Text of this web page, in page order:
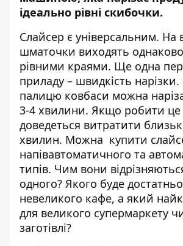
ідеально рівні скибочки.
Слайсер є універсальним. На
шматочки виходять
рівними краями. Ще одна
приладу – швидкість
палицю ковбаси можна
3-4 хвилини. Якщо робити це
доведеться витратити
хвилин. Можна купити
напівавтоматичного та
типів. Чим вони
одного? Якого буде
невеликого кафе, а який
для великого супермаркету
заготівлі?